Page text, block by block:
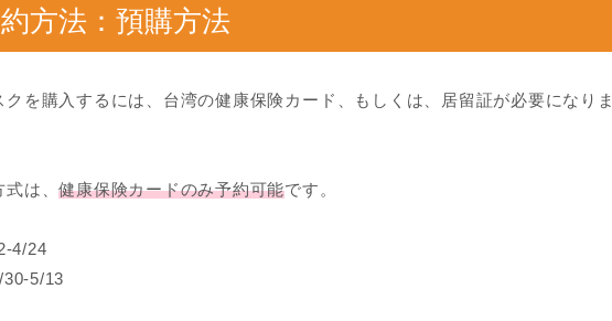
方法：預購方法
を購入するには、台湾の健康保険カード、もしくは、居留証が必要になりま
式は、健康保険カードのみ予約可能です。
4/24
30-5/13